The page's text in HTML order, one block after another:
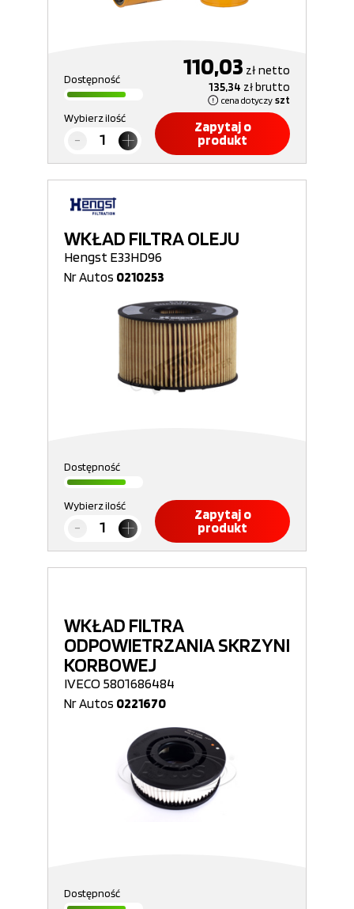
Dostępność 110,03 złnetto
135,34 złbrutto
cena dotyczy szt
Wybierz ilość
Zapytaj o
produkt
WKŁAD FILTRA OLEJU
Hengst E33HD96
Nr Autos 0210253
Dostępność
Wybierz ilość
Zapytaj o
produkt
WKŁAD FILTRA
ODPOWIETRZANIA SKRZYNI
KORBOWEJ
IVECO 5801686484
Nr Autos 0221670
Dostępność